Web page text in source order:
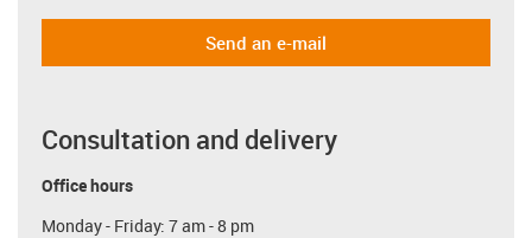
Send an e-mail
Consultation and delivery
Office hours
Monday - Friday: 7 am - 8 pm